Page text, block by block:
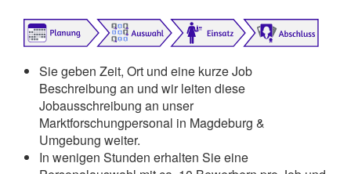
Sie geben Zeit, Ort und eine kurze Job
Beschreibung an und wir leiten diese
Jobausschreibung an unser
Marktforschungpersonal in Magdeburg &
Umgebung weiter.
In wenigen Stunden erhalten Sie eine